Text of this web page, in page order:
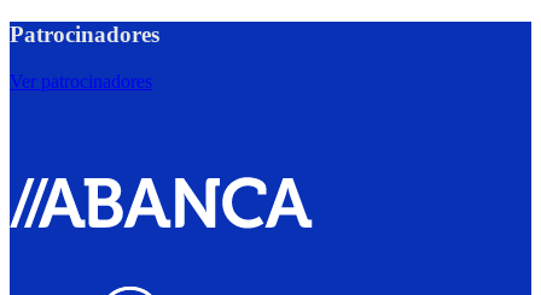
Patrocinadores
Ver patrocinadores